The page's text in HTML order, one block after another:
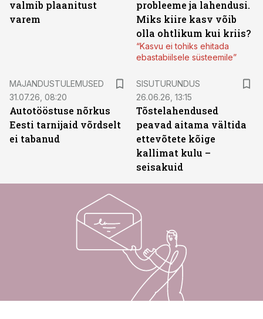
valmib plaanitust
varem
probleeme ja lahendusi.
Miks kiire kasv võib
olla ohtlikum kui kriis?
“Kasvu ei tohiks ehitada
ebastabiilsele süsteemile”
MAJANDUSTULEMUSED
31.07.26, 08:20
Autotööstuse nõrkus
Eesti tarnijaid võrdselt
ei tabanud
SISUTURUNDUS
26.06.26, 13:15
Tõstelahendused
peavad aitama vältida
ettevõtete kõige
kallimat kulu –
seisakuid